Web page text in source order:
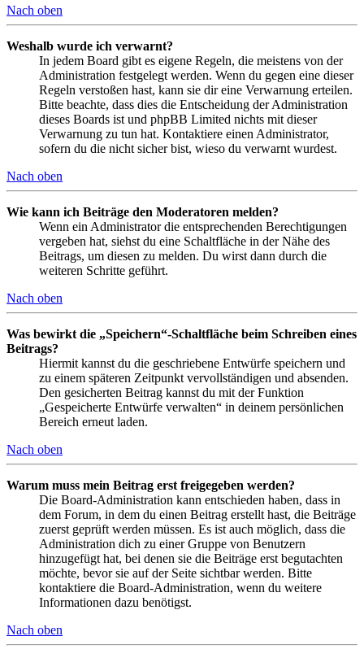
Nach oben
Weshalb wurde ich verwarnt?
In jedem Board gibt es eigene Regeln, die meistens von der
Administration festgelegt werden. Wenn du gegen eine dieser
Regeln verstoßen hast, kann sie dir eine Verwarnung erteilen.
Bitte beachte, dass dies die Entscheidung der Administration
dieses Boards ist und phpBB Limited nichts mit dieser
Verwarnung zu tun hat. Kontaktiere einen Administrator,
sofern du die nicht sicher bist, wieso du verwarnt wurdest.
Nach oben
Wie kann ich Beiträge den Moderatoren melden?
Wenn ein Administrator die entsprechenden Berechtigungen
vergeben hat, siehst du eine Schaltfläche in der Nähe des
Beitrags, um diesen zu melden. Du wirst dann durch die
weiteren Schritte geführt.
Nach oben
Was bewirkt die „Speichern“-Schaltfläche beim Schreiben eines
Beitrags?
Hiermit kannst du die geschriebene Entwürfe speichern und
zu einem späteren Zeitpunkt vervollständigen und absenden.
Den gesicherten Beitrag kannst du mit der Funktion
„Gespeicherte Entwürfe verwalten“ in deinem persönlichen
Bereich erneut laden.
Nach oben
Warum muss mein Beitrag erst freigegeben werden?
Die Board-Administration kann entschieden haben, dass in
dem Forum, in dem du einen Beitrag erstellt hast, die Beiträge
zuerst geprüft werden müssen. Es ist auch möglich, dass die
Administration dich zu einer Gruppe von Benutzern
hinzugefügt hat, bei denen sie die Beiträge erst begutachten
möchte, bevor sie auf der Seite sichtbar werden. Bitte
kontaktiere die Board-Administration, wenn du weitere
Informationen dazu benötigst.
Nach oben